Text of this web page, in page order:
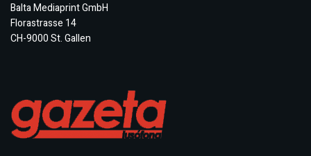
Balta Mediaprint GmbH
Florastrasse 14
CH-9000 St. Gallen